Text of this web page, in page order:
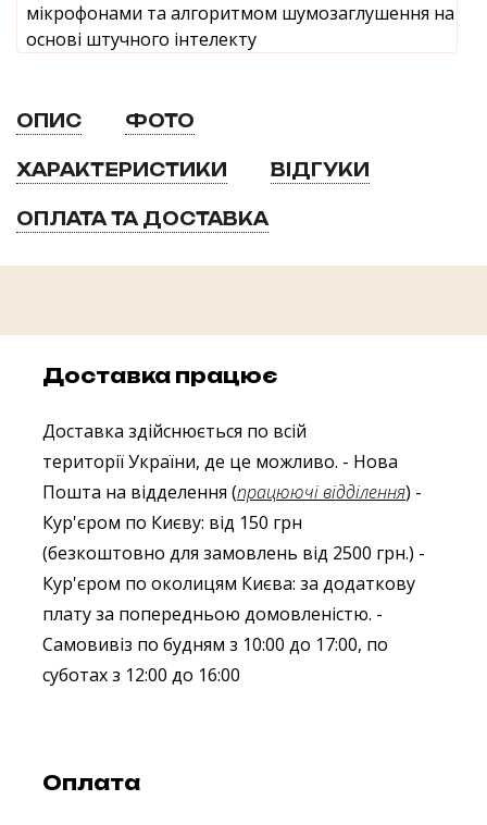
мікрофонами та алгоритмом шумозаглушення на
основі штучного інтелекту
ОПИС ФОТО
ХАРАКТЕРИСТИКИ ВІДГУКИ
ОПЛАТА ТА ДОСТАВКА
Доставка працює
Доставка здійснюється по всій
території України, де це можливо. - Нова
Пошта на відделення (працюючі відділення) -
Кур'єром по Києву: від 150 грн
(безкоштовно для замовлень від 2500 грн.) -
Кур'єром по околицям Києва: за додаткову
плату за попередньою домовленістю. -
Самовивіз по будням з 10:00 до 17:00, по
суботах з 12:00 до 16:00
Оплата